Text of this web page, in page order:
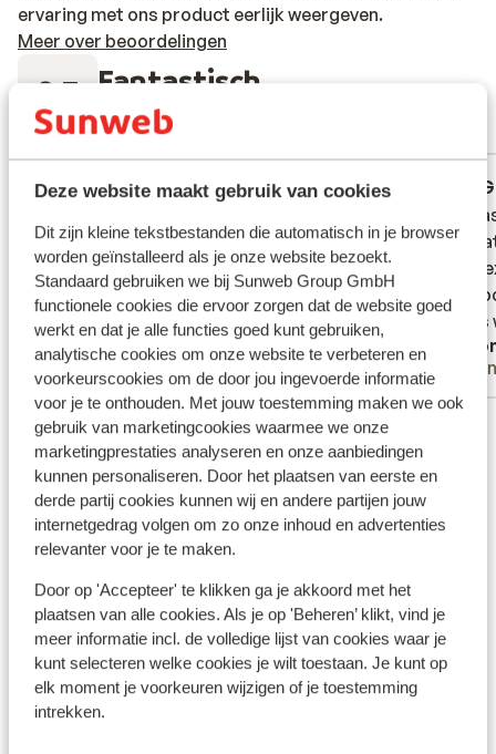
Deze website maakt gebruik van cookies
Dit zijn kleine tekstbestanden die automatisch in je browser
worden geïnstalleerd als je onze website bezoekt.
Standaard gebruiken we bij Sunweb Group GmbH
functionele cookies die ervoor zorgen dat de website goed
werkt en dat je alle functies goed kunt gebruiken,
analytische cookies om onze website te verbeteren en
voorkeurscookies om de door jou ingevoerde informatie
voor je te onthouden. Met jouw toestemming maken we ook
gebruik van marketingcookies waarmee we onze
marketingprestaties analyseren en onze aanbiedingen
kunnen personaliseren. Door het plaatsen van eerste en
derde partij cookies kunnen wij en andere partijen jouw
internetgedrag volgen om zo onze inhoud en advertenties
relevanter voor je te maken.
Door op 'Accepteer' te klikken ga je akkoord met het
plaatsen van alle cookies. Als je op 'Beheren’ klikt, vind je
meer informatie incl. de volledige lijst van cookies waar je
kunt selecteren welke cookies je wilt toestaan. Je kunt op
elk moment je voorkeuren wijzigen of je toestemming
intrekken.
ervaring met ons product eerlijk weergeven.
Meer over beoordelingen
8.7 Fantastisch
226 ervaringen
Meest geboekt door met partner
10 Fantastisch
2 weken geleden
Anoniem
Met familie
Het
nog
club8
het
Prijs
Het
nog
club8
het
Prijs
Bekijk alle 226 ervaringen
Ligging
Bekijk op kaart
In de buurt